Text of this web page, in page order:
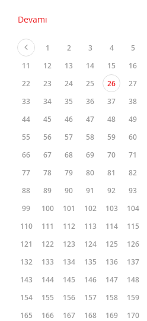
Devamı
1 2 3 4 5
11
12 13 14 15 16
22
23 24 25 26 27
33
34 35 36 37 38
44
45 46 47 48 49
55
56 57 58 59 60
66
67 68 69 70 71
77
78 79 80 81 82
88
89 90 91 92 93
99
100 101 102 103 104
110
111 112 113 114 115
121
122 123 124 125 126
132
133 134 135 136 137
143
144 145 146 147 148
154
155 156 157 158 159
165
166 167 168 169 170